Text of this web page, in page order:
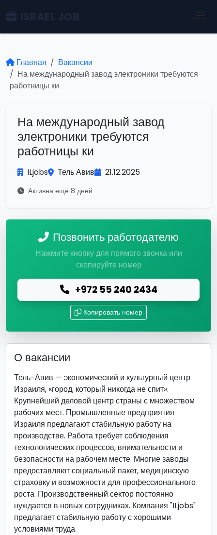
Главная
Вакансии
На международный завод электроники требуются
работницы ки
На международный завод
электроники требуются
работницы ки
ILjobs Тель Авив 21.12.2025
Активна ещё 8 дней
Позвонить работодателю
Нажмите кнопку для прямого звонка или
скопируйте номер
+972 55 240 2434
Копировать номер
О вакансии
Тель-Авив — экономический и культурный центр
Израиля, «город, который никогда не спит».
Крупнейший деловой центр страны с множеством
рабочих мест. Промышленные предприятия
Израиля предлагают стабильную работу на
производстве. Работа требует соблюдения
технологических процессов, внимательности и
безопасности на рабочем месте. Многие заводы
предоставляют социальный пакет, медицинскую
страховку и возможности для профессионального
роста. Производственный сектор постоянно
нуждается в новых сотрудниках. Компания "ILjobs"
предлагает стабильную работу с хорошими
условиями труда.